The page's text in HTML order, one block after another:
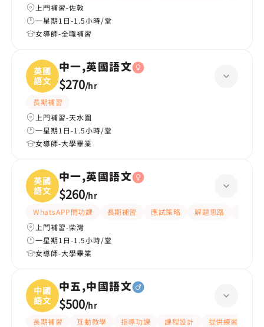
上門補習-佐敦
一星期1日-1.5小時/堂
女導師-全職補習
英國
語文
中一,英國語文
$270/hr
長期補習
上門補習-天水圍
一星期1日-1.5小時/堂
女導師-大學畢業
英國
語文
中一,英國語文
$260/hr
WhatsAPP問功課 長期補習 應試策略 解題思路
上門補習-柴灣
一星期1日-1.5小時/堂
女導師-大學畢業
中國
語文
中五,中國語文
$500/hr
長期補習 互動教學 指導功課 課程設計
提供練習題/試題